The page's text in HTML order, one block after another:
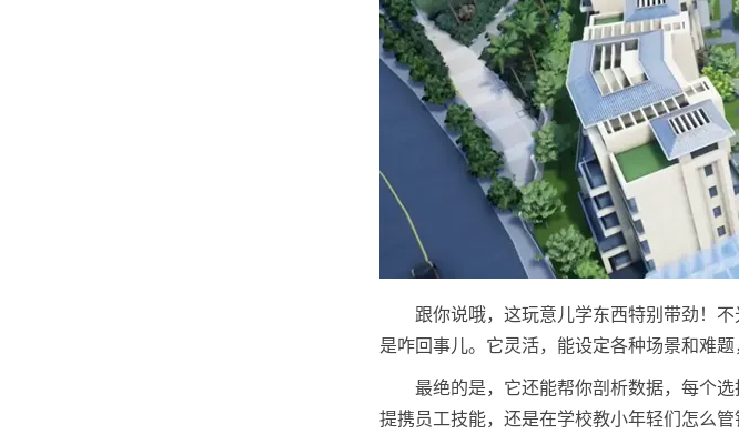
跟你说哦，这玩意儿学东西特别带劲！
是咋回事儿。它灵活，能设定各种场景和难
最绝的是，它还能帮你剖析数据，每个
提携员工技能，还是在学校教小年轻们怎么